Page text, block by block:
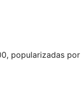
popularizadas por